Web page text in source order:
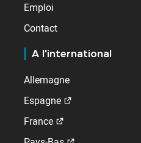
Emploi
Contact
A l'international
Allemagne
Espagne
France